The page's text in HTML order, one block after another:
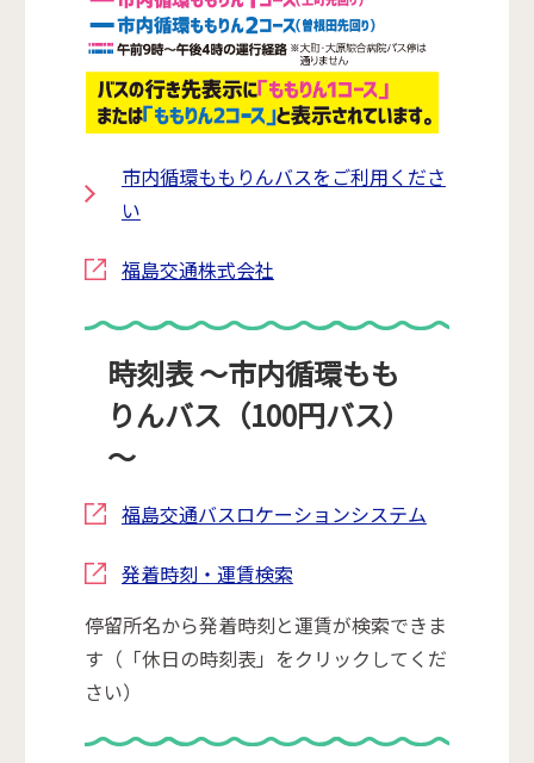
市内循環ももりんバスをご利用くださ
い
福島交通株式会社
時刻表 ～市内循環もも
りんバス（100円バス）
～
福島交通バスロケーションシステム
発着時刻・運賃検索
停留所名から発着時刻と運賃が検索できま
す（「休日の時刻表」をクリックしてくだ
さい）